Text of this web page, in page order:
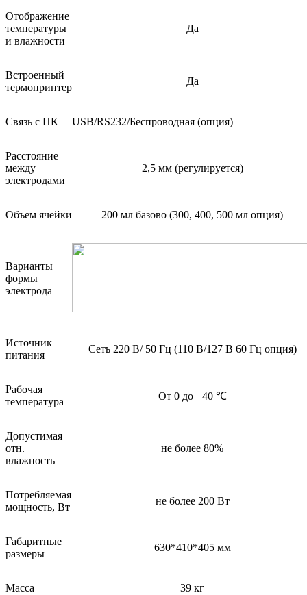
Отображение
температуры
и влажности
Да
Встроенный
термопринтер
Да
Связь с ПК USB/RS232/Беспроводная (опция)
Расстояние
между
электродами
2,5 мм (регулируется)
Объем ячейки 200 мл базово (300, 400, 500 мл опция)
Варианты
формы
электрода
Источник
питания
Сеть 220 В/ 50 Гц (110 В/127 В 60 Гц опция)
Рабочая
температура
От 0 до +40 ℃
Допустимая
отн.
влажность
не более 80%
Потребляемая
мощность, Вт
не более 200 Вт
Габаритные
размеры
630*410*405 мм
Масса 39 кг